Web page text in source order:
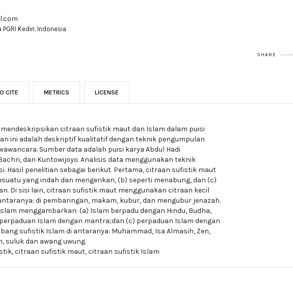
Kediri, Indonesia
SHARE
CITE METRICS LICENSE
citraan sufistik maut dan Islam dalam puisi
ini adalah deskriptif kualitatif dengan teknik pengumpulan
Sumber data adalah puisi karya Abdul Hadi
dan Kuntowijoyo. Analisis data menggunakan teknik
Hasil penelitian sebagai berikut. Pertama, citraan sufistik maut
yang indah dan mengerikan, (b) seperti menabung, dan (c)
Di sisi lain, citraan sufistik maut menggunakan citraan kecil
di pembaringan, makam, kubur, dan mengubur jenazah.
menggambarkan: (a) Islam berpadu dengan Hindu, Budha,
Islam dengan mantra;dan (c) perpaduan Islam dengan
sufistik Islam di antaranya: Muhammad, Isa Almasih, Zen,
suluk dan awang uwung.
citraan sufistik maut, citraan sufistik Islam